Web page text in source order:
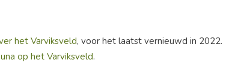
het Varviksveld, voor het laatst vernieuwd in 2022.
op het Varviksveld.